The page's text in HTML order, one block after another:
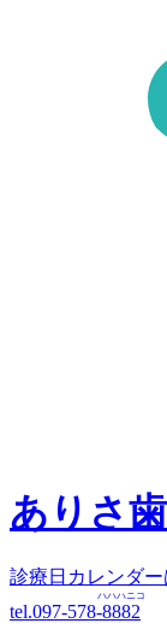
ありさ
診療日カレンダー
tel.097-578-8882
ハハハニコ